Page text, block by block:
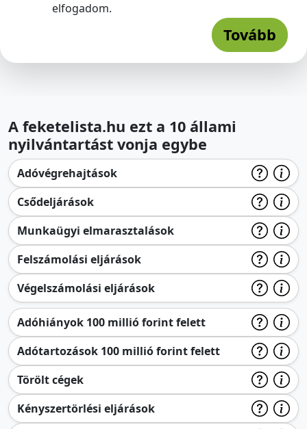
elfogadom.
Tovább
A feketelista.hu ezt a 10 állami
nyilvántartást vonja egybe
Adóvégrehajtások
Csődeljárások
Munkaügyi elmarasztalások
Felszámolási eljárások
Végelszámolási eljárások
Adóhiányok 100 millió forint felett
Adótartozások 100 millió forint felett
Törölt cégek
Kényszertörlési eljárások